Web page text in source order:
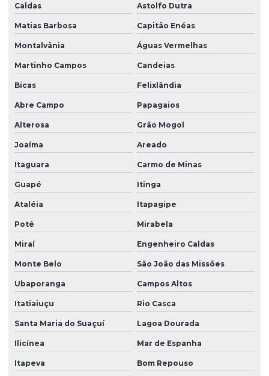
Caldas Astolfo Dutra
Matias Barbosa Capitão Enéas
Montalvânia Águas Vermelhas
Martinho Campos Candeias
Bicas Felixlândia
Abre Campo Papagaios
Alterosa Grão Mogol
Joaíma Areado
Itaguara Carmo de Minas
Guapé Itinga
Ataléia Itapagipe
Poté Mirabela
Miraí Engenheiro Caldas
Monte Belo São João das Missões
Ubaporanga Campos Altos
Itatiaiuçu Rio Casca
Santa Maria do Suaçuí Lagoa Dourada
Ilicínea Mar de Espanha
Itapeva Bom Repouso